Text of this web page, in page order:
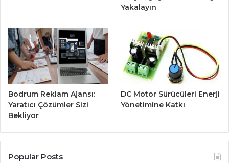
Yakalayın
Bodrum Reklam Ajansı:
Yaratıcı Çözümler Sizi
Bekliyor
DC Motor Sürücüleri Enerji
Yönetimine Katkı
Popular Posts